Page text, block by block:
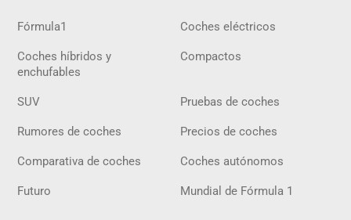
Fórmula1 Coches eléctricos
Coches híbridos y
enchufables
Compactos
SUV Pruebas de coches
Rumores de coches Precios de coches
Comparativa de coches Coches autónomos
Futuro Mundial de Fórmula 1